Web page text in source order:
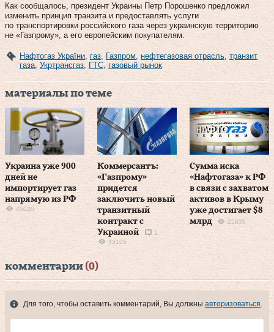
Как сообщалось, президент Украины Петр Порошенко предложил
изменить принцип транзита и предоставлять услуги
по транспортировки российского газа через украинскую территорию
не «Газпрому», а его европейским покупателям.
Нафтогаз України газ Газпром нефтегазовая отрасль транзит
газа Укртрансгаз ГТС газовый рынок
материалы по теме
Украина уже 900
дней не
импортирует газ
напрямую из РФ
45020
Коммерсантъ:
«Газпрому»
придется
заключить новый
транзитный
контракт с
Украиной
1
43105
Сумма иска
«Нафтогаза» к РФ
в связи с захватом
активов в Крыму
уже достигает $8
млрд
25839
комментарии (0)
Для того, чтобы оставить комментарий, Вы должны авторизоваться.